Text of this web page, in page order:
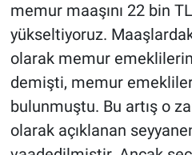
memur maaşını 22 bin
yükseltiyoruz.
olarak memur
demişti, memur
bulunmuştu. Bu artış o
olarak açıklanan